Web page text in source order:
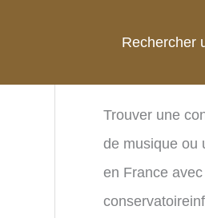
Rechercher
Trouver une
de musique ou
en France avec